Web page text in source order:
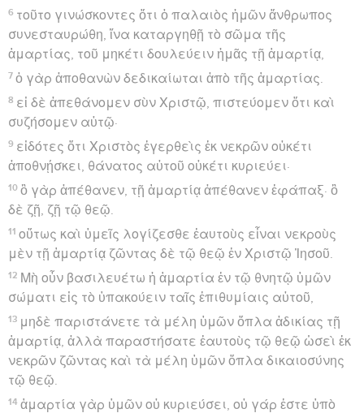
6 τοῦτο γινώσκοντες ὅτι ὁ παλαιὸς ἡμῶν ἄνθρωπος
συνεσταυρώθη, ἵνα καταργηθῇ τὸ σῶμα τῆς
ἁμαρτίας, τοῦ μηκέτι δουλεύειν ἡμᾶς τῇ ἁμαρτίᾳ,
7 ὁ γὰρ ἀποθανὼν δεδικαίωται ἀπὸ τῆς ἁμαρτίας.
8 εἰ δὲ ἀπεθάνομεν σὺν Χριστῷ, πιστεύομεν ὅτι καὶ
συζήσομεν αὐτῷ·
9 εἰδότες ὅτι Χριστὸς ἐγερθεὶς ἐκ νεκρῶν οὐκέτι
ἀποθνῄσκει, θάνατος αὐτοῦ οὐκέτι κυριεύει·
10 ὃ γὰρ ἀπέθανεν, τῇ ἁμαρτίᾳ ἀπέθανεν ἐφάπαξ· ὃ
δὲ ζῇ, ζῇ τῷ θεῷ.
11 οὕτως καὶ ὑμεῖς λογίζεσθε ἑαυτοὺς εἶναι νεκροὺς
μὲν τῇ ἁμαρτίᾳ ζῶντας δὲ τῷ θεῷ ἐν Χριστῷ Ἰησοῦ.
12 Μὴ οὖν βασιλευέτω ἡ ἁμαρτία ἐν τῷ θνητῷ ὑμῶν
σώματι εἰς τὸ ὑπακούειν ταῖς ἐπιθυμίαις αὐτοῦ,
13 μηδὲ παριστάνετε τὰ μέλη ὑμῶν ὅπλα ἀδικίας τῇ
ἁμαρτίᾳ, ἀλλὰ παραστήσατε ἑαυτοὺς τῷ θεῷ ὡσεὶ ἐκ
νεκρῶν ζῶντας καὶ τὰ μέλη ὑμῶν ὅπλα δικαιοσύνης
τῷ θεῷ.
14 ἁμαρτία γὰρ ὑμῶν οὐ κυριεύσει, οὐ γάρ ἐστε ὑπὸ